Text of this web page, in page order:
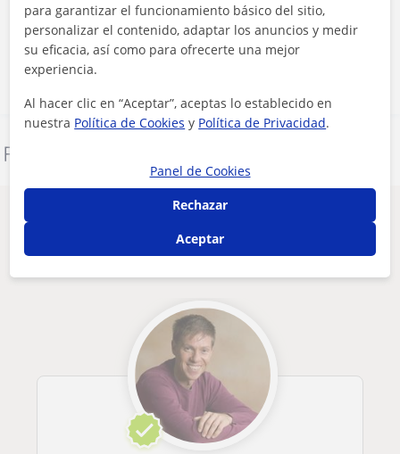
Contactar ahora
Otros profesores de Trompeta en Quart
de Poblet que pueden interesarte
para garantizar el funcionamiento básico del sitio,
personalizar el contenido, adaptar los anuncios y medir
su eficacia, así como para ofrecerte una mejor
experiencia.
Al hacer clic en “Aceptar”, aceptas lo establecido en
nuestra Política de Cookies y Política de Privacidad.
Panel de Cookies
Rechazar
Aceptar